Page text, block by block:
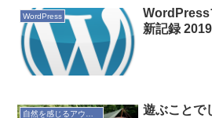
WordPress
WordPress
新記録
遊ぶことで